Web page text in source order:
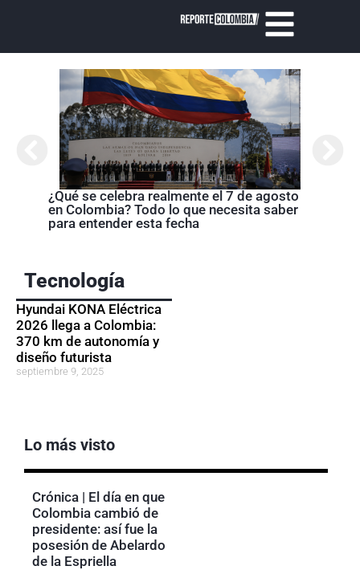
¿Qué se celebra realmente el 7 de agosto
en Colombia? Todo lo que necesita saber
para entender esta fecha
Tecnología
Hyundai KONA Eléctrica
2026 llega a Colombia:
370 km de autonomía y
diseño futurista
septiembre 9, 2025
Lo más visto
Crónica | El día en que
Colombia cambió de
presidente: así fue la
posesión de Abelardo
de la Espriella